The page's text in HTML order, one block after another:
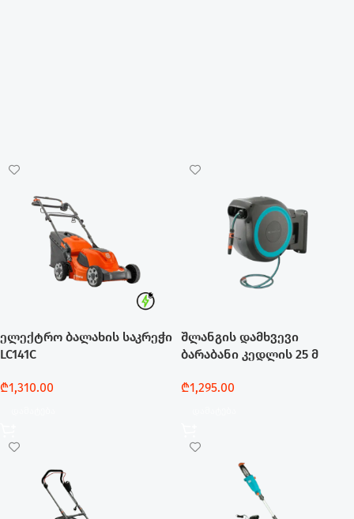
ელექტრო ბალახის საკრეჭი
LC141C
₾1,310.00
შლანგის დამხვევი
ბარაბანი კედლის 25 მ
₾1,295.00